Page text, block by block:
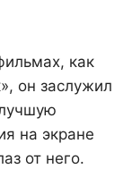
как
он заслужил
на экране
от него.